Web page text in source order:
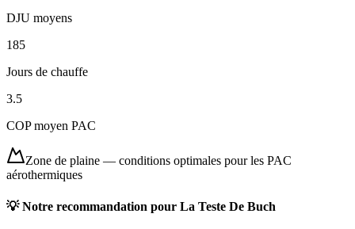
DJU moyens
185
Jours de chauffe
3.5
COP moyen PAC
Zone de plaine — conditions optimales pour les PAC
aérothermiques
💡 Notre recommandation pour La Teste De Buch